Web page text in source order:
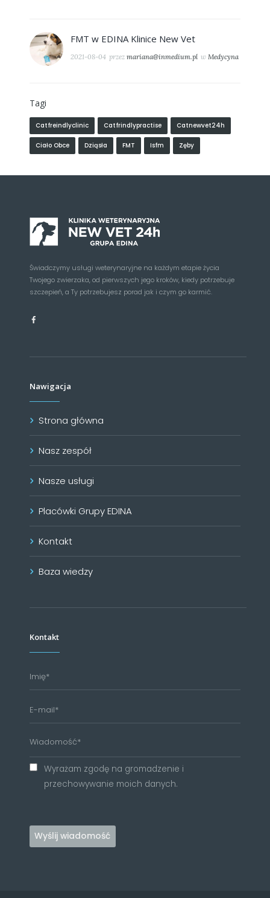
FMT w EDINA Klinice New Vet
2021-08-04 przez mariana@inmedium.pl w Medycyna
Tagi
Catfreindlyclinic Catfrindlypractise Catnewvet24h
Ciało Obce Dziąsła FMT Isfm Zęby
Świadczymy usługi weterynaryjne na każdym etapie życia
Twojego zwierzaka, od pierwszych jego kroków, kiedy potrzebuje
szczepień, a Ty potrzebujesz porad jak i czym go karmić.
Nawigacja
Strona główna
Nasz zespół
Nasze usługi
Placówki Grupy EDINA
Kontakt
Baza wiedzy
Kontakt
Wyrażam zgodę na gromadzenie i
przechowywanie moich danych.